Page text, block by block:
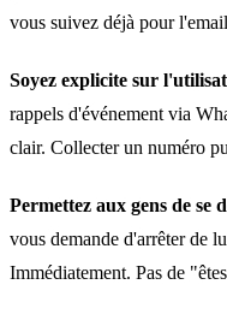
vous suivez déjà pour
Soyez explicite sur
rappels d'événement via
clair. Collecter un numéro
Permettez aux gens de se
vous demande d'arrêter de
Immédiatement. Pas de